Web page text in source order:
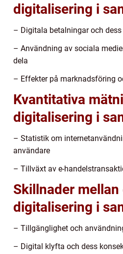
digitalisering i
– Digitala betalningar och
– Användning av sociala
dela
– Effekter på marknadsföring
Kvantitativa
digitalisering i
– Statistik om
användare
– Tillväxt av e-
Skillnader mellan
digitalisering i
– Tillgänglighet och
– Digital klyfta och dess